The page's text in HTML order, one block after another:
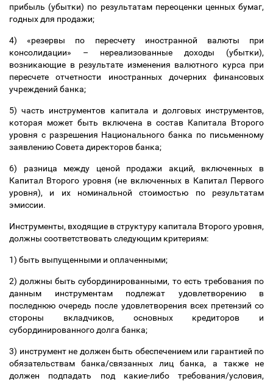
прибыль (убытки) по результатам переоценки ценных бумаг,
годных для продажи;
4) «резервы по пересчету иностранной валюты при
консолидации» – нереализованные доходы (убытки),
возникающие в результате изменения валютного курса при
пересчете отчетности иностранных дочерних финансовых
учреждений банка;
5) часть инструментов капитала и долговых инструментов,
которая может быть включена в состав Капитала Второго
уровня с разрешения Национального банка по письменному
заявлению Совета директоров банка;
6) разница между ценой продажи акций, включенных в
Капитал Второго уровня (не включенных в Капитал Первого
уровня), и их номинальной стоимостью по результатам
эмиссии.
Инструменты, входящие в структуру капитала Второго уровня,
должны соответствовать следующим критериям:
1) быть выпущенными и оплаченными;
2) должны быть субординированными, то есть требования по
данным инструментам подлежат удовлетворению в
последнюю очередь после удовлетворения всех претензий со
стороны вкладчиков, основных кредиторов и
субординированного долга банка;
3) инструмент не должен быть обеспечением или гарантией по
обязательствам банка/связанных лиц банка, а также не
должен подпадать под какие-либо требования/условия,